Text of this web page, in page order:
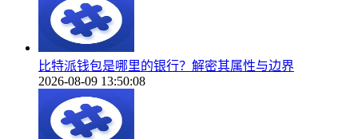
比特派钱包是哪里的银行？解密其属性与边界
2026-08-09 13:50:08